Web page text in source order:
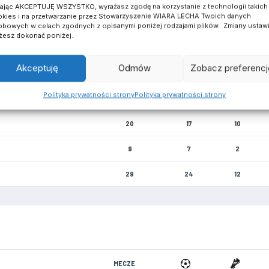
AKCEPTUJĘ WSZYSTKO, wyrażasz zgodę na korzystanie z technologii takich
i na przetwarzanie przez Stowarzyszenie WIARA LECHA Twoich danych
w celach zgodnych z opisanymi poniżej rodzajami plików. Zmiany
dokonać poniżej.
Akceptuję Odmów Zobacz
Polityka prywatności stronyPolityka prywatności strony
13 2 0 0
MECZE
20 17 10
9 7 2
29 24 12
MECZE